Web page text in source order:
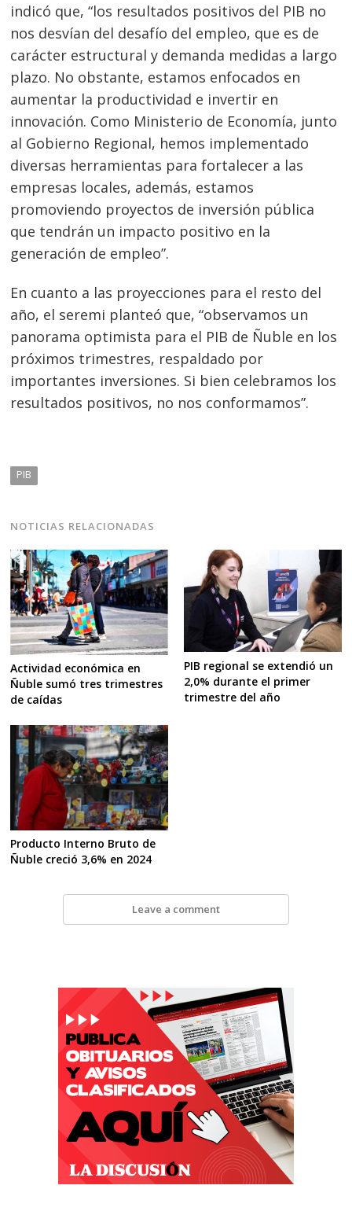
indicó que, “los resultados positivos del PIB no
nos desvían del desafío del empleo, que es de
carácter estructural y demanda medidas a largo
plazo. No obstante, estamos enfocados en
aumentar la productividad e invertir en
innovación. Como Ministerio de Economía, junto
al Gobierno Regional, hemos implementado
diversas herramientas para fortalecer a las
empresas locales, además, estamos
promoviendo proyectos de inversión pública
que tendrán un impacto positivo en la
generación de empleo”.
En cuanto a las proyecciones para el resto del
año, el seremi planteó que, “observamos un
panorama optimista para el PIB de Ñuble en los
próximos trimestres, respaldado por
importantes inversiones. Si bien celebramos los
resultados positivos, no nos conformamos”.
PIB
NOTICIAS RELACIONADAS
Actividad económica en
Ñuble sumó tres trimestres
de caídas
PIB regional se extendió un
2,0% durante el primer
trimestre del año
Producto Interno Bruto de
Ñuble creció 3,6% en 2024
Leave a comment